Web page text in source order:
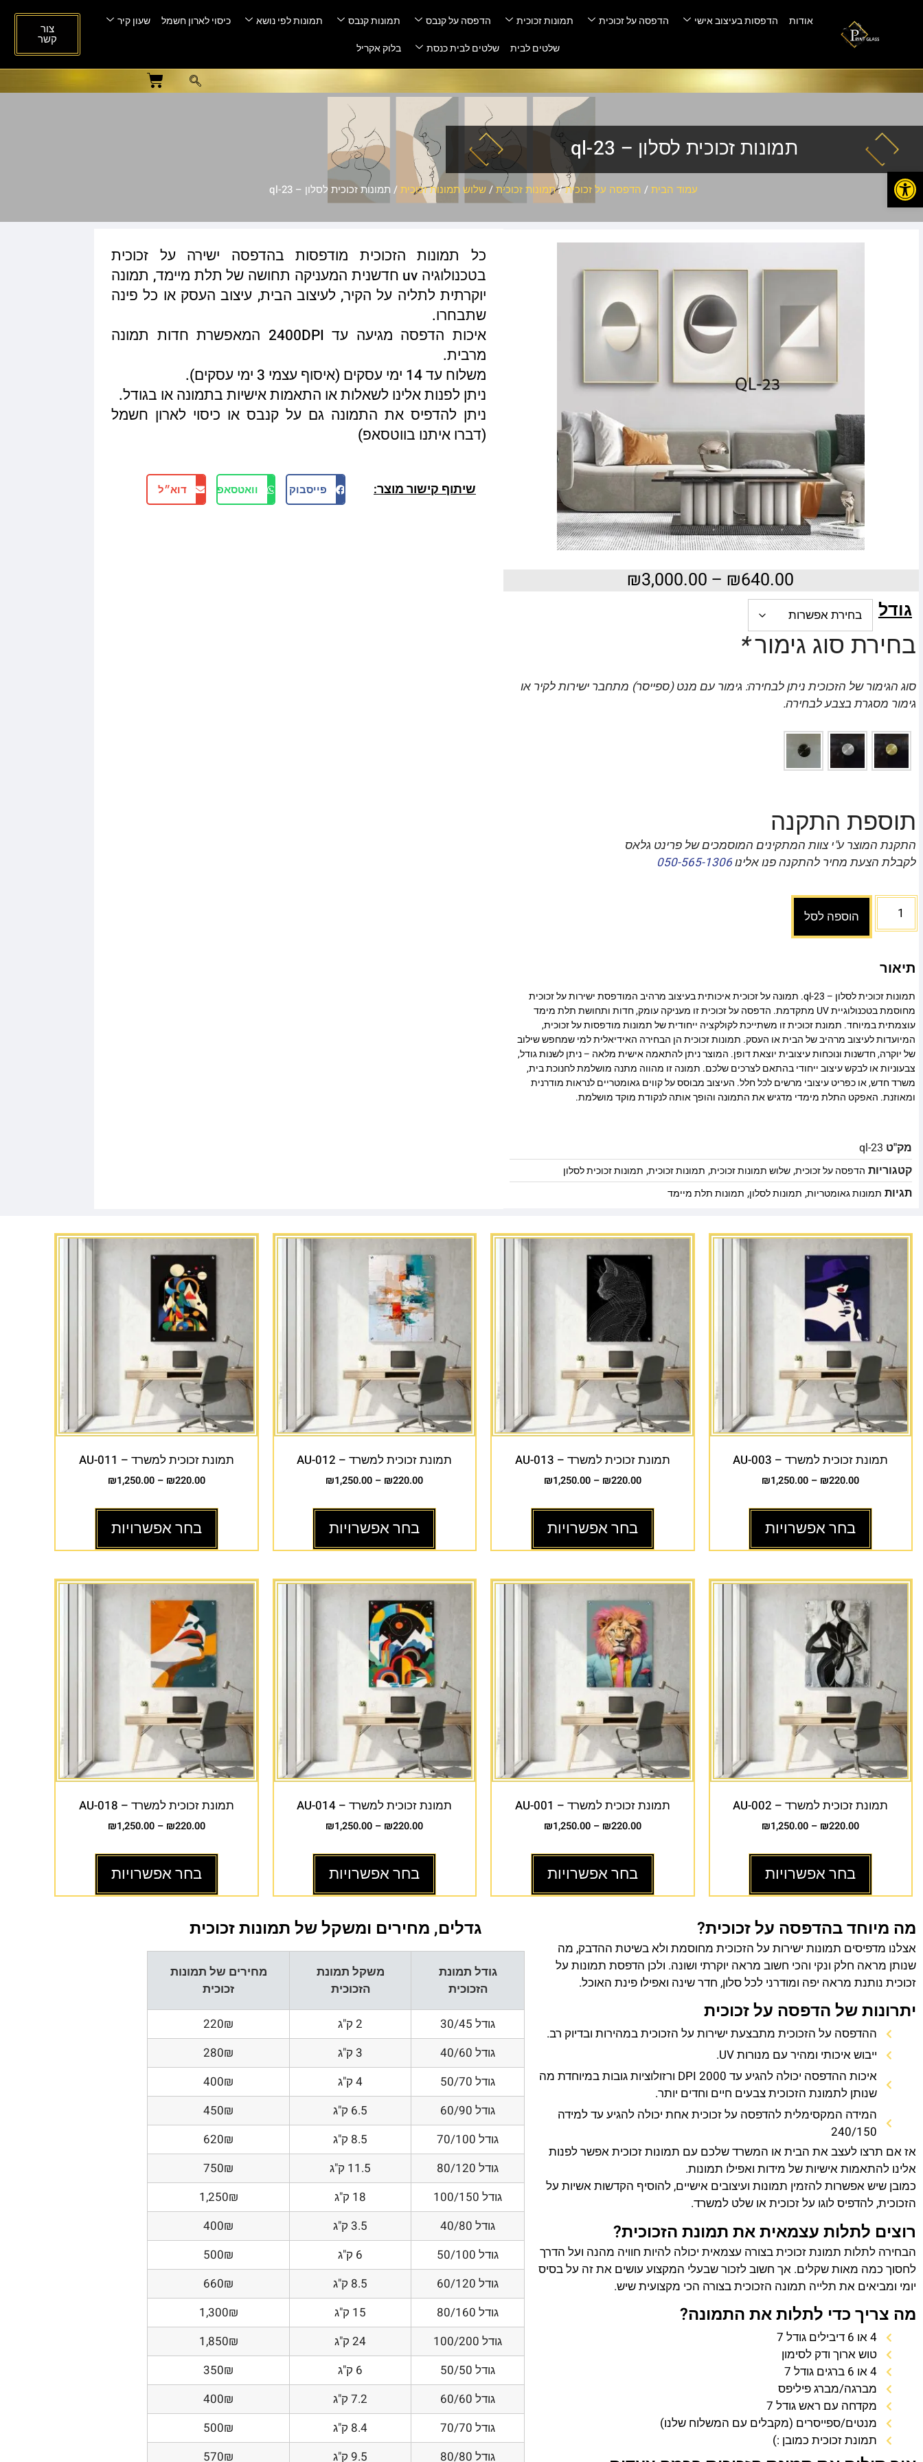
אודות הדפסות בעיצוב אישי הדפסה על זכוכית תמונות זכוכית הדפסה על קנבס תמונות קנבס תמונות לפי נושא כיסוי לארון חשמל
שעון קיר
שלטים לבית
שלטים לבית כנסת בלוק אקריל
צור
קשר
תמונות זכוכית לסלון – ql-23
עמוד הבית/ הדפסה על זכוכית/תמונות זכוכית/שלוש תמונות זכוכית/ תמונות זכוכית לסלון – ql-23
₪640.00
–
₪3,000.00
גודל
בחירת סוג גימור*
סוג הגימור של הזכוכית ניתן לבחירה: גימור עם מנט (ספייסר) מתחבר ישירות לקיר או
גימור מסגרת בצבע לבחירה.
תוספת התקנה
התקנת המוצר ע"י צוות המתקינים המוסמכים של פרינט גלאס
לקבלת הצעת מחיר להתקנה פנו אלינו050-565-1306
הוספה לסל
תיאור
תמונות זכוכית לסלון – ql-23. תמונה על זכוכית איכותית בעיצוב מרהיב המודפסת ישירות על זכוכית
מחוסמת בטכנולוגיית UV מתקדמת. הדפסה על זכוכית זו מעניקה עומק, חדות ותחושת תלת מימד
עוצמתית במיוחד. תמונת זכוכית זו משתייכת לקולקציה ייחודית של תמונות מודפסות על זכוכית,
המיועדות לעיצוב מרהיב של הבית או העסק. תמונות זכוכית הן הבחירה האידיאלית למי שמחפש שילוב
של יוקרה, חדשנות ונוכחות עיצובית יוצאת דופן. המוצר ניתן להתאמה אישית מלאה – ניתן לשנות גודל,
צבעוניות או לבקש עיצוב ייחודי בהתאם לצרכים שלכם. תמונה זו מהווה מתנה מושלמת לחנוכת בית,
משרד חדש, או כפריט עיצובי מרשים לכל חלל. העיצוב מבוסס על קווים גאומטריים לנראות מודרנית
ומאוזנת. האפקט התלת מימדי מדגיש את התמונה והופך אותה לנקודת מוקד מושלמת.
מק"ט ql-23
קטגוריות הדפסה על זכוכית,שלוש תמונות זכוכית, תמונות זכוכית, תמונות זכוכית לסלון
תגיות תמונות גאומטריות, תמונות לסלון, תמונות תלת מיימד
כל תמונות הזכוכית מודפסות בהדפסה ישירה על זכוכית
בטכנולוגיה uv חדשנית המעניקה תחושה של תלת מיימד, תמונה
יוקרתית לתליה על הקיר, לעיצוב הבית, עיצוב העסק או כל פינה
שתבחרו.
איכות הדפסה מגיעה עד 2400DPI המאפשרת חדות תמונה
מרבית.
משלוח עד 14 ימי עסקים (איסוף עצמי 3 ימי עסקים).
ניתן לפנות אלינו לשאלות או התאמות אישיות בתמונה או בגודל.
ניתן להדפיס את התמונה גם על קנבס או כיסוי לארון חשמל
(דברו איתנו בווטסאפ)
שיתוף קישור מוצר: פייסבוק וואטסאפ דוא״ל
תמונת זכוכית למשרד – AU-003
₪220.00
–
₪1,250.00
בחר אפשרויות
תמונת זכוכית למשרד – AU-013
₪220.00
–
₪1,250.00
בחר אפשרויות
תמונת זכוכית למשרד – AU-012
₪220.00
–
₪1,250.00
בחר אפשרויות
תמונת זכוכית למשרד – AU-011
₪220.00
–
₪1,250.00
בחר אפשרויות
תמונת זכוכית למשרד – AU-002
₪220.00
–
₪1,250.00
בחר אפשרויות
תמונת זכוכית למשרד – AU-001
₪220.00
–
₪1,250.00
בחר אפשרויות
תמונת זכוכית למשרד – AU-014
₪220.00
–
₪1,250.00
בחר אפשרויות
תמונת זכוכית למשרד – AU-018
₪220.00
–
₪1,250.00
בחר אפשרויות
מה מיוחד בהדפסה על זכוכית?
אצלנו מדפיסים תמונות ישירות על הזכוכית מחוסמת ולא בשיטת ההדבק, מה
שנותן מראה חלק ונקי והכי חשוב מראה יוקרתי ושונה. ולכן הדפסת תמונות על
זכוכית נותנת מראה יפה ומודרני לכל סלון, חדר שינה ואפילו פינת האוכל.
יתרונות של הדפסה על זכוכית
ההדפסה על הזכוכית מתבצעת ישירות על הזכוכית במהירות ובדיוק רב.
ייבוש איכותי ומהיר עם מנורות UV.
איכות ההדפסה יכולה להגיע עד 2000 DPI ורזולוציות גובות במיוחדת מה
שנותן לתמונת הזכוכית צבעים חיים וחדים יותר.
המידה המקסימלית להדפסה על זכוכית אחת יכולה להגיע עד למידה
240/150
אז אם תרצו לעצב את הבית או המשרד שלכם עם תמונות זכוכית אפשר לפנות
אלינו להתאמות אישיות של מידות ואפילו תמונות.
כמובן שיש אפשרות להזמין תמונות ועיצובים אישיים, להוסיף הקדשות אשיות על
הזכוכית, להדפיס לוגו על זכוכית או שלט למשרד.
רוצים לתלות עצמאית את תמונת הזכוכית?
הבחירה לתלות תמונת זכוכית בצורה עצמאית יכולה להיות חוויה מהנה ועל הדרך
לחסוך כמה מאות שקלים. אך חשוב לזכור שבעלי המקצוע עושים את זה על בסיס
יומי ומביאים את תלייה תמונה הזכוכית בצורה הכי מקצועית שיש.
מה צריך כדי לתלות את התמונה?
4 או 6 דיבילים גודל 7
טוש ארוך ודק לסימון
4 או 6 ברגים גודל 7
מברגה/מברג פיליפס
מקדחה עם ראש גודל 7
מנטים/ספייסרים (מקבלים עם המשלוח שלנו)
תמונת זכוכית כמובן :)
גדלים, מחירים ומשקל של תמונות זכוכית
גודל תמונת
הזכוכית
משקל תמונת
הזכוכית
מחירים של תמונות
זכוכית
גודל 30/45 2 ק"ג
220₪
גודל 40/60
3 ק"ג
280₪
גודל 50/70
4 ק"ג
400₪
גודל 60/90
6.5 ק"ג
450₪
גודל 70/100
8.5 ק"ג
620₪
גודל 80/120
11.5 ק"ג
750₪
גודל 100/150
18 ק"ג
1,250₪
גודל 40/80
3.5 ק"ג
400₪
גודל 50/100
6 ק"ג
500₪
גודל 60/120
8.5 ק"ג
660₪
גודל 80/160
15 ק"ג
1,300₪
גודל 100/200
24 ק"ג
1,850₪
גודל 50/50
6 ק"ג
350₪
גודל 60/60
7.2 ק"ג
400₪
גודל 70/70
8.4 ק"ג
500₪
גודל 80/80
9.5 ק"ג 570₪
פתח סרגל נגישות